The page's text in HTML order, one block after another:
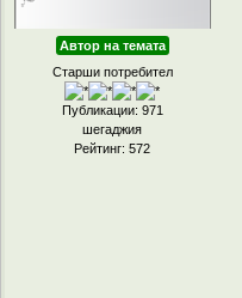
Автор на темата
Старши потребител
Публикации: 971
шегаджия
Рейтинг: 572